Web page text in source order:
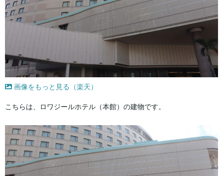
画像をもっと見る（楽天）
こちらは、ロワジールホテル（本館）の建物です。